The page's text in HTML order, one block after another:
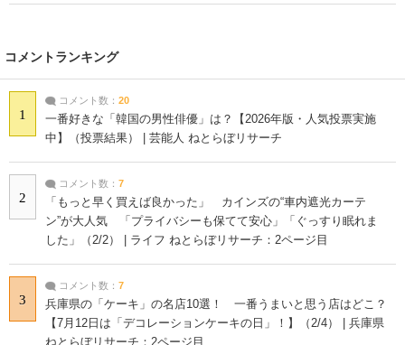
コメントランキング
1
コメント数： 20
一番好きな「韓国の男性俳優」は？【2026年版・人気投票実施
中】（投票結果） | 芸能人 ねとらぼリサーチ
2
コメント数： 7
「もっと早く買えば良かった」 カインズの“車内遮光カーテ
ン”が大人気 「プライバシーも保てて安心」「ぐっすり眠れま
した」（2/2） | ライフ ねとらぼリサーチ：2ページ目
3
コメント数： 7
兵庫県の「ケーキ」の名店10選！ 一番うまいと思う店はどこ？
【7月12日は「デコレーションケーキの日」！】（2/4） | 兵庫県
ねとらぼリサーチ：2ページ目